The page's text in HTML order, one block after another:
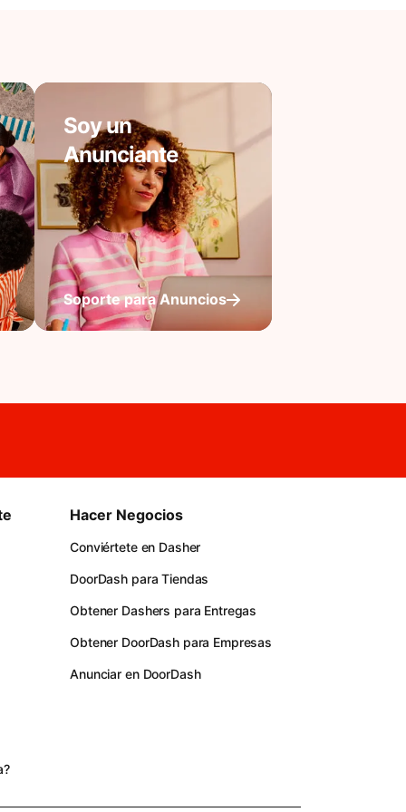
Soy un
Anunciante
Soporte para Anuncios
Hacer Negocios
Conviértete en Dasher
DoorDash para Tiendas
Obtener Dashers para Entregas
Obtener DoorDash para Empresas
Anunciar en DoorDash